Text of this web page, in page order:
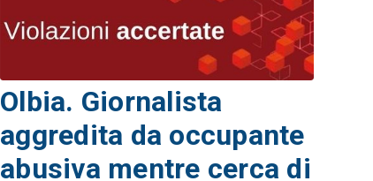
Olbia. Giornalista
aggredita da occupante
abusiva mentre cerca di